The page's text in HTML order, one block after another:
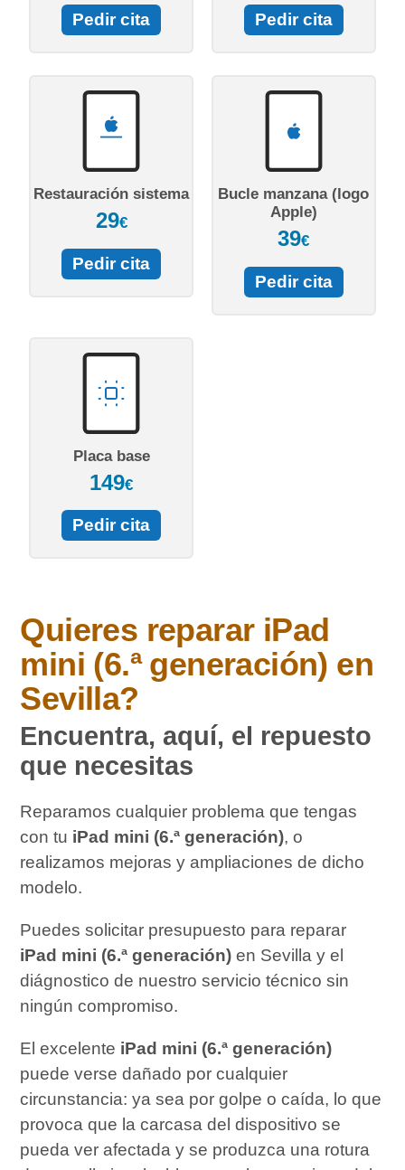
Pedir cita Pedir cita
Restauración sistema
29€
Pedir cita
Bucle manzana (logo
Apple)
39€
Pedir cita
Placa base
149€
Pedir cita
Quieres reparar iPad
mini (6.ª generación) en
Sevilla?
Encuentra, aquí, el repuesto
que necesitas
Reparamos cualquier problema que tengas
con tu iPad mini (6.ª generación), o
realizamos mejoras y ampliaciones de dicho
modelo.
Puedes solicitar presupuesto para reparar
iPad mini (6.ª generación) en Sevilla y el
diágnostico de nuestro servicio técnico sin
ningún compromiso.
El excelente iPad mini (6.ª generación)
puede verse dañado por cualquier
circunstancia: ya sea por golpe o caída, lo que
provoca que la carcasa del dispositivo se
pueda ver afectada y se produzca una rotura